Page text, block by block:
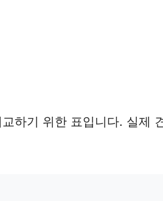
하기 위한 표입니다. 실제